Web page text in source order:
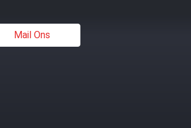
Mail Ons